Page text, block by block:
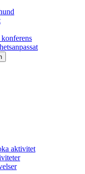
aktivitet